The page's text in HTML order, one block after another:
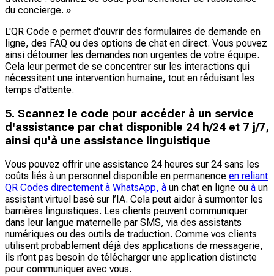
du concierge. »
L'QR Code e permet d'ouvrir des formulaires de demande en
ligne, des FAQ ou des options de chat en direct. Vous pouvez
ainsi détourner les demandes non urgentes de votre équipe.
Cela leur permet de se concentrer sur les interactions qui
nécessitent une intervention humaine, tout en réduisant les
temps d'attente.
5. Scannez le code pour accéder à un service
d'assistance par chat disponible 24 h/24 et 7 j/7,
ainsi qu'à une assistance linguistique
Vous pouvez offrir une assistance 24 heures sur 24 sans les
coûts liés à un personnel disponible en permanence en reliant
QR Codes directement à WhatsApp, à un chat en ligne ou à un
assistant virtuel basé sur l’IA. Cela peut aider à surmonter les
barrières linguistiques. Les clients peuvent communiquer
dans leur langue maternelle par SMS, via des assistants
numériques ou des outils de traduction. Comme vos clients
utilisent probablement déjà des applications de messagerie,
ils n’ont pas besoin de télécharger une application distincte
pour communiquer avec vous.